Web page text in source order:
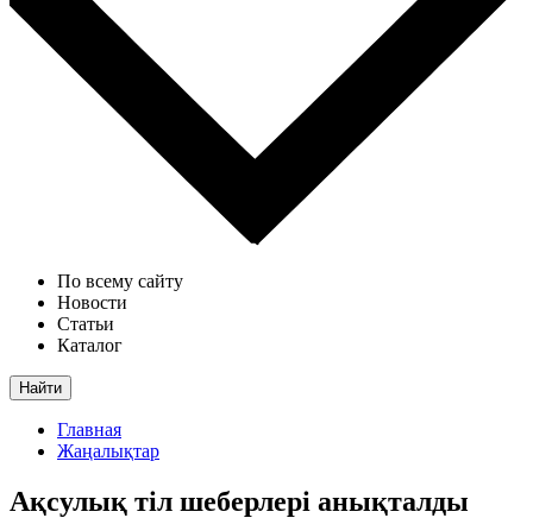
По всему сайту
Новости
Статьи
Каталог
Найти
Главная
Жаңалықтар
Ақсулық тіл шеберлері анықталды